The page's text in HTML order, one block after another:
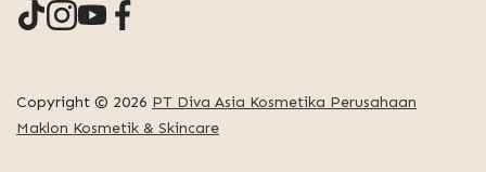
Copyright © 2026 PT Diva Asia Kosmetika Perusahaan
Maklon Kosmetik & Skincare